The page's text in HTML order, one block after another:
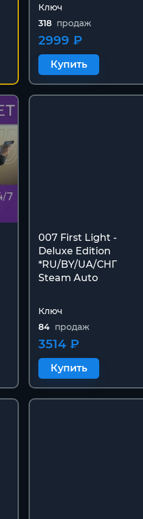
Ключ
318 продаж
2999 ₽
Купить
007 First Light -
Deluxe Edition
*RU/BY/UA/СНГ
Steam Auto
Ключ
84 продаж
3514 ₽
Купить